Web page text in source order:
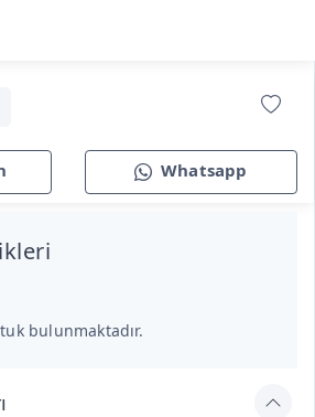
Whatsapp
bulunmaktadır.